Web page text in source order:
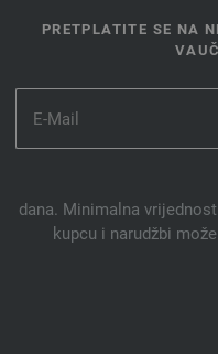
PRETPLATITE SE NA
dana. Minimalna
kupcu i narudžbi